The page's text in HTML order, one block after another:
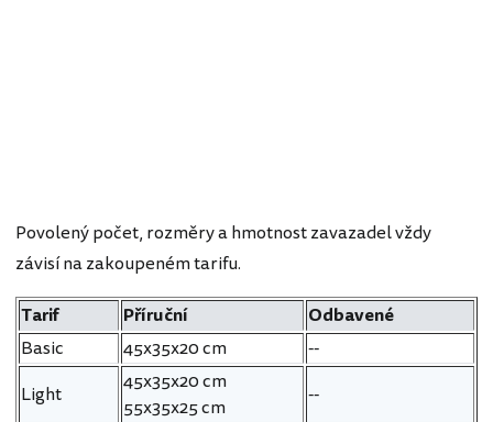
Povolený počet, rozměry a hmotnost zavazadel vždy
závisí na zakoupeném tarifu.
Tarif
Příruční
Odbavené
Basic
45x35x20 cm
--
Light
45x35x20 cm
55x35x25 cm
--